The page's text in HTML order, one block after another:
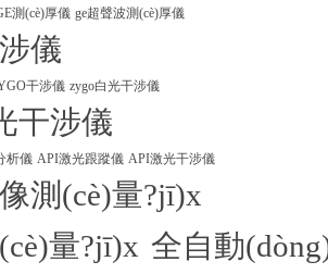
測(cè)厚儀 ge超聲波測(cè)厚儀
儀
干涉儀 zygo白光干涉儀
干涉儀
析儀 API激光跟蹤儀 API激光干涉儀
測(cè)量?jī)x
量?jī)x 全自動